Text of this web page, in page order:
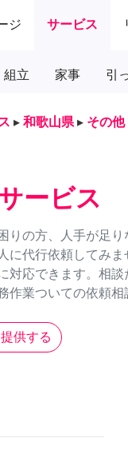
ジ サービス
組立 家事 引
▸ 和歌山県 ▸ その他
ービス
りの方、人手が足
に代行依頼してみ
対応できます。相
作業ついての依頼相
供する